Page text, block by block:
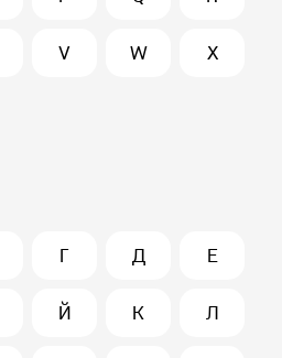
V W X
Г Д Е
Й К Л